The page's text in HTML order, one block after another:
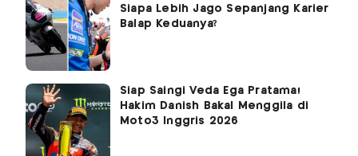
Siapa Lebih Jago Sepanjang Karier
Balap Keduanya?
Siap Saingi Veda Ega Pratama!
Hakim Danish Bakal Menggila di
Moto3 Inggris 2026